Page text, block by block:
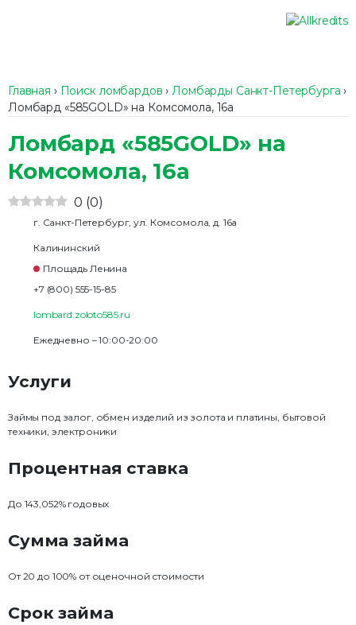
Главная › Поиск ломбардов ›Ломбарды Санкт-Петербурга ›
Ломбард «585GOLD» на Комсомола, 16а
Ломбард «585GOLD» на
Комсомола, 16а
0 (0)
г. Санкт-Петербург, ул. Комсомола, д. 16а
Калининский
Площадь Ленина
+7 (800) 555-15-85
lombard.zoloto585.ru
Ежедневно – 10:00-20:00
Услуги
Займы под залог, обмен изделий из золота и платины, бытовой
техники, электроники
Процентная ставка
До 143,052% годовых
Сумма займа
От 20 до 100% от оценочной стоимости
Срок займа